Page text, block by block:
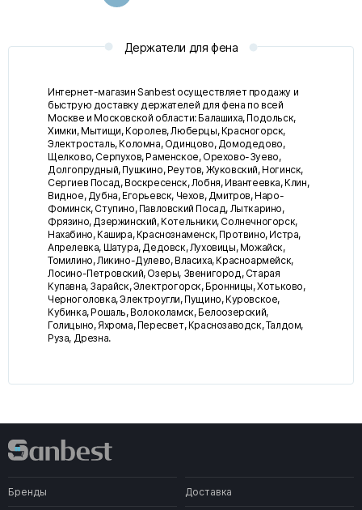
Держатели для фена
Интернет-магазин Sanbest осуществляет продажу и
быструю доставку держателей для фена по всей
Москве и Московской области: Балашиха, Подольск,
Химки, Мытищи, Королев, Люберцы, Красногорск,
Электросталь, Коломна, Одинцово, Домодедово,
Щелково, Серпухов, Раменское, Орехово-Зуево,
Долгопрудный, Пушкино, Реутов, Жуковский, Ногинск,
Сергиев Посад, Воскресенск, Лобня, Ивантеевка, Клин,
Видное, Дубна, Егорьевск, Чехов, Дмитров, Наро-
Фоминск, Ступино, Павловский Посад, Лыткарино,
Фрязино, Дзержинский, Котельники, Солнечногорск,
Нахабино, Кашира, Краснознаменск, Протвино, Истра,
Апрелевка, Шатура, Дедовск, Луховицы, Можайск,
Томилино, Ликино-Дулево, Власиха, Красноармейск,
Лосино-Петровский, Озеры, Звенигород, Старая
Купавна, Зарайск, Электрогорск, Бронницы, Хотьково,
Черноголовка, Электроугли, Пущино, Куровское,
Кубинка, Рошаль, Волоколамск, Белоозерский,
Голицыно, Яхрома, Пересвет, Краснозаводск, Талдом,
Руза, Дрезна.
Бренды Доставка